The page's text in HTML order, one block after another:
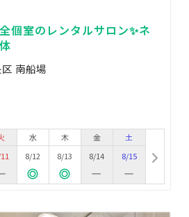
個室のレンタルサロン✨ネ
南船場
水
8/12
木
8/13
金
8/14
土
8/15